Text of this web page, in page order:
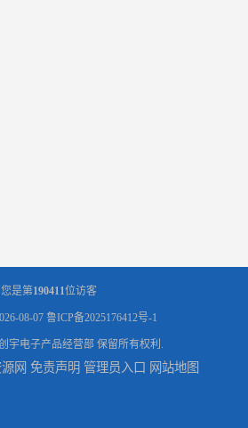
您是第190411位访客
08-07 鲁ICP备2025176412号-1
宇电子产品经营部 保留所有权利.
网 免责声明 管理员入口 网站地图